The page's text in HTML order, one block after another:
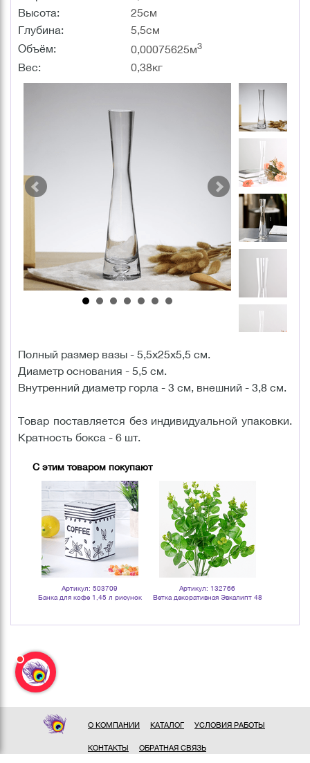
Высота:
25см
Глубина:
5,5см
Объём:
0,00075625м3
Вес: 0,38кг
Полный размер вазы - 5,5х25х5,5 см.
Диаметр основания - 5,5 см.
Внутренний диаметр горла - 3 см, внешний - 3,8 см.
Товар поставляется без индивидуальной упаковки.
Кратность бокса - 6 шт.
С этим товаром покупают
Артикул: 503709
Банка для кофе 1,45 л рисунок
Артикул: 132766
Ветка декоративная Эвкалипт 48
О КОМПАНИИ КАТАЛОГ УСЛОВИЯ РАБОТЫ
КОНТАКТЫ ОБРАТНАЯ СВЯЗЬ